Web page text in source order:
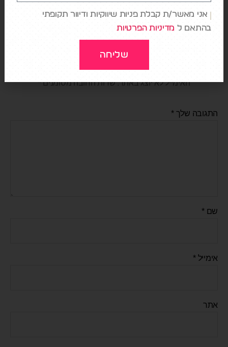
כתיבת תגובה
האימייל לא יוצג באתר. שדות החובה מסומנים*
התגובה שלך*
שם*
אימייל*
אתר
אני מאשר/ת קבלת פניות שיווקיות ודיוור תקופתי
בהתאם ל מדיניות הפרטיות
שליחה